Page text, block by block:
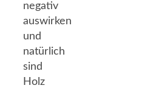
negativ
auswirken
und
natürlich
sind
Holz